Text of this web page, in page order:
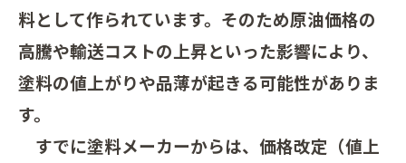
料として作られています。そのため原油価格の
高騰や輸送コストの上昇といった影響により、
塗料の値上がりや品薄が起きる可能性がありま
す。
すでに塗料メーカーからは、価格改定（値上